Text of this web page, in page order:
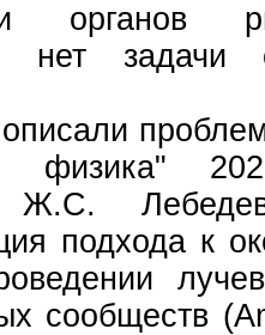
нет задачи
физика"
Ж.С.
подхода к
сообществ